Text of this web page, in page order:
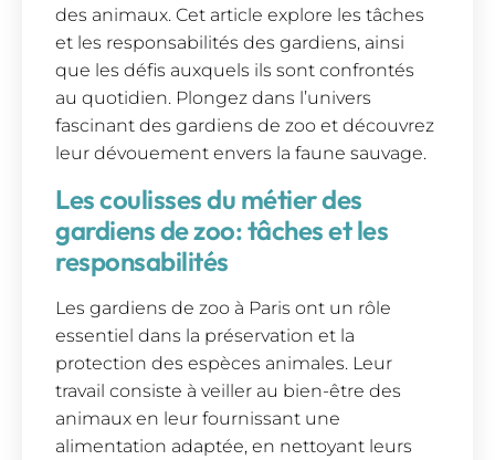
des animaux. Cet article explore les tâches
et les responsabilités des gardiens, ainsi
que les défis auxquels ils sont confrontés
au quotidien. Plongez dans l’univers
fascinant des gardiens de zoo et découvrez
leur dévouement envers la faune sauvage.
Les coulisses du métier des
gardiens de zoo: tâches et les
responsabilités
Les gardiens de zoo à Paris ont un rôle
essentiel dans la préservation et la
protection des espèces animales. Leur
travail consiste à veiller au bien-être des
animaux en leur fournissant une
alimentation adaptée, en nettoyant leurs